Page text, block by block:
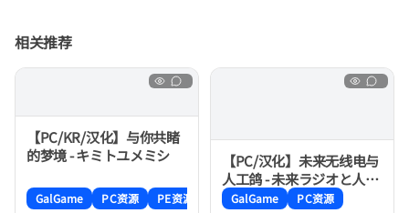
相关推荐
【PC/KR/汉化】与你共睹
的梦境 - キミトユメミシ
GalGame PC资源
PE资源
【PC/汉化】未来无线电与
人工鸽 - 未来ラジオと人工
鳩GalGame
PC资源